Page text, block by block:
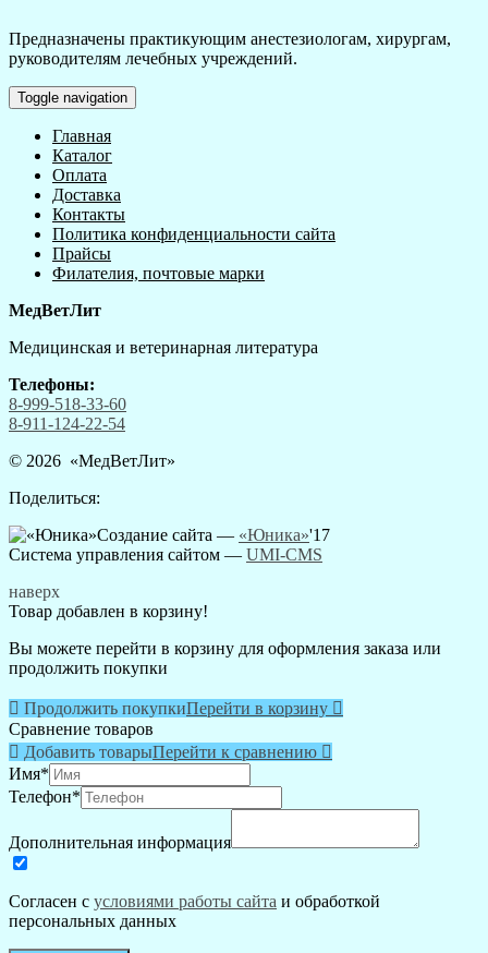
Предназначены практикующим анестезиологам, хирургам,
руководителям лечебных учреждений.
Toggle navigation
Главная
Каталог
Оплата
Доставка
Контакты
Политика конфиденциальности сайта
Прайсы
Филателия, почтовые марки
МедВетЛит
Медицинская и ветеринарная литература
Телефоны:
8-999-518-33-60
8-911-124-22-54
© 2026 «МедВетЛит»
Поделиться:
Создание сайта — «Юника»'17
Система управления сайтом — UMI-CMS
наверх
Товар добавлен в корзину!
Вы можете перейти в корзину для оформления заказа или
продолжить покупки
 Продолжить покупкиПерейти в корзину 
Сравнение товаров
 Добавить товарыПерейти к сравнению 
Имя*
Телефон*
Дополнительная информация
Согласен с условиями работы сайта и обработкой
персональных данных